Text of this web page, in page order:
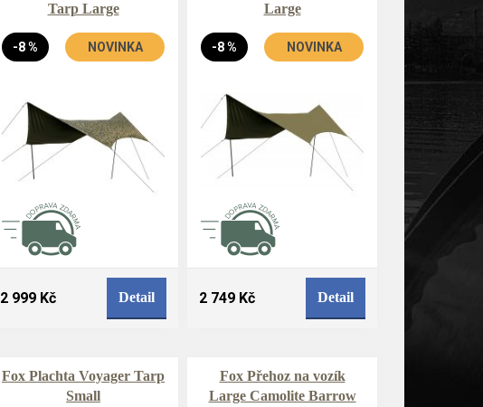
Tarp Large
-8 % NOVINKA
2 999 Kč Detail
Large
-8 % NOVINKA
2 749 Kč Detail
Fox Plachta Voyager Tarp
Small
Fox Přehoz na vozík
Large Camolite Barrow